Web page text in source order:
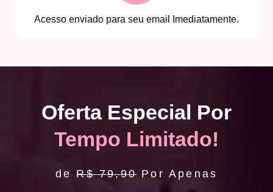
Acesso enviado para seu email Imediatamente.
Oferta Especial Por
Tempo Limitado!
deR$ 79,90 Por Apenas